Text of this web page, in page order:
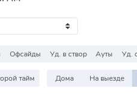
Офсайды Уд. в створ Ауты Уд.
тайм Дома На выезде